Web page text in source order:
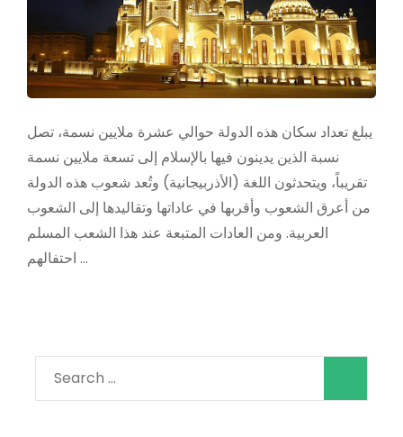
يبلغ تعداد سكان هذه الدولة حوالي عشرة ملايين نسمة، تصل
نسبة الذين يدينون فيها بالإسلام إلى تسعة ملايين نسمة
تقريباً، ويتحدثون اللغة (الأذربيجانية) وتُعد شعوب هذه الدولة
من أعرق الشعوب وأقربها في عاداتها وتقاليدها إلى الشعوب
العربية. ومن العادات المتبعة عند هذا الشعب المسلم
احتفالهم …
Search
for: